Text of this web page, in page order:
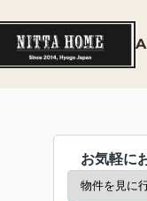
お気軽に